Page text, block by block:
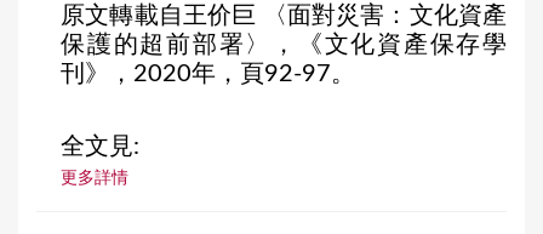
原文轉載自王价巨 〈面對災害：文化資產
保護的超前部署〉，《文化資產保存學
刊》，2020年，頁92-97。
全文見:
更多詳情